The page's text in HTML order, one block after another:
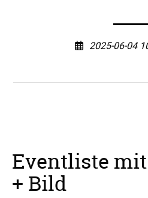
2025-06-04
Eventliste
+ Bild